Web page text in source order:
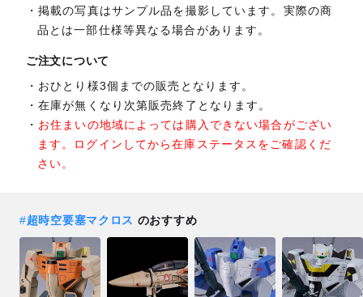
掲載の写真はサンプル品を撮影しています。実際の商
品とは一部仕様等異なる場合があります。
ご注文について
おひとり様3個までの販売となります。
在庫が無くなり次第販売終了となります。
お住まいの地域によっては購入できない場合がござい
ます。ログインしてから在庫ステータスをご確認くだ
さい。
#超時空要塞マクロス のおすすめ